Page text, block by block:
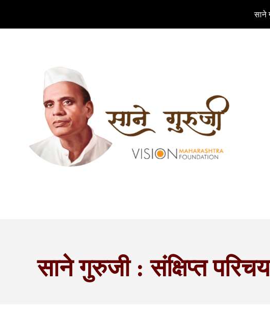
Skip to साने
साने गुरुजी : संक्षिप्त